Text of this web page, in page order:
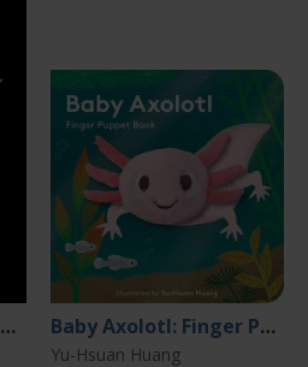
Adventure Time Compendium Vol. 2 Baby Axolotl: Finger Puppet Book (Board Book)
Yu-Hsuan Huang